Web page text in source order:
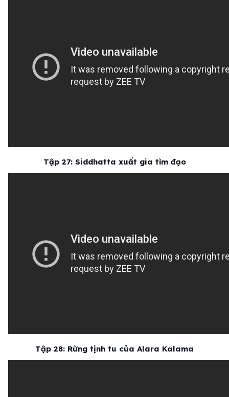
Tập 27: Siddhatta xuất gia tìm đạo
Tập 28: Rừng tịnh tu của Alara Kalama